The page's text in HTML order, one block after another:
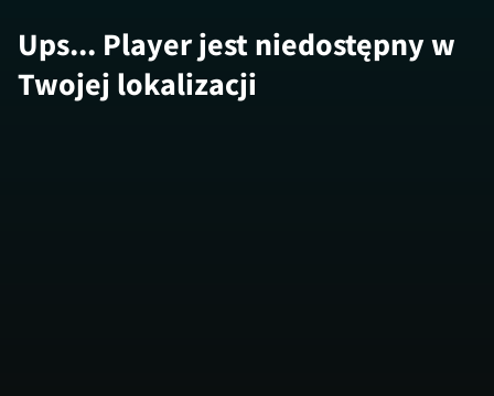
Ups... Player jest niedostępny w
Twojej lokalizacji